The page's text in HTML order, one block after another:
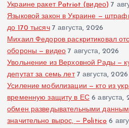
Украине ракет Patriot (видео) 7
Языковой закон в Украине —
до 170 тысяч 7 августа, 2026
Михаил Федоров раскритиковал
обороны — видео 7 августа, 2026
Увольнение из Верховной Рады —
депутат за семь лет 7 августа, 2026
Усиление мобилизации — кто из
временную защиту в ЕС 6 августа,
обмен разведывательными
значительно вырос, — Politico 6